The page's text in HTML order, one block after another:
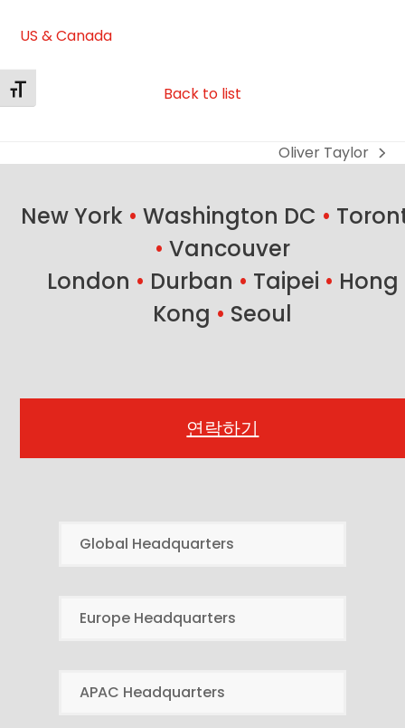
Toggle Font size
US & Canada
Back to list
next
Oliver Taylor
New York • Washington DC •
• Vancouver
London • Durban • Taipei • Hong
Kong • Seoul
연락하기
Global Headquarters
Europe Headquarters
APAC Headquarters